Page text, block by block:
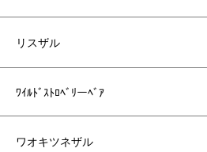
リスザル
ﾜｲﾙﾄﾞｽﾄﾛﾍﾞﾘーﾍﾞｱ
ワオキツネザル